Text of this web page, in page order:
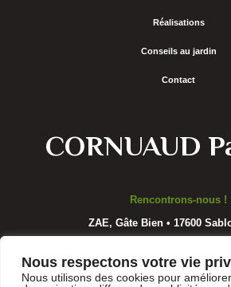
Nous respectons votre vie
Nous utilisons des cookies pour
Réalisations
Conseils au jardin
Contact
CORNUAUD
Rencontrons-nous !
ZAE, Gâte Bien • 17600